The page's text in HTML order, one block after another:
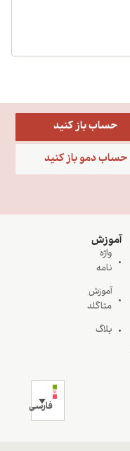
حساب باز کنید
حساب دمو باز کنید
آموزش
واژه
نامه
آموزش
متاگلد
بلاگ
فارسی